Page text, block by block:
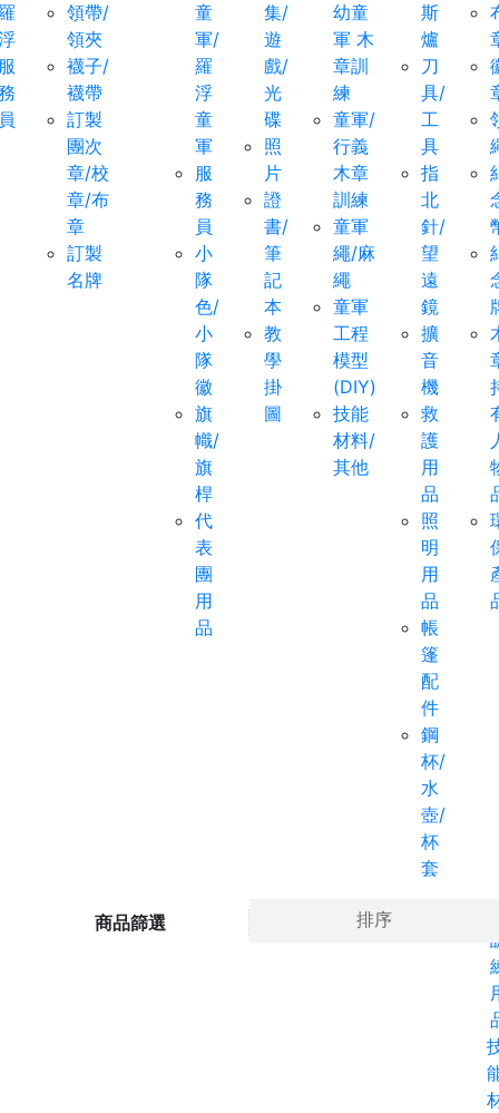
領帶/
領夾
襪子/
襪帶
訂製
團次
章/校
章/布
章
訂製
名牌
童
軍/
羅
浮
童
軍
服
務
員
小
隊
色/
小
隊
徽
旗
幟/
旗
桿
代
表
團
用
品
集/
遊
戲/
光
碟
照
片
證
書/
筆
記
本
教
學
掛
圖
幼童
軍 木
章訓
練
童軍/
行義
木章
訓練
童軍
繩/麻
繩
童軍
工程
模型
(DIY)
技能
材料/
其他
斯
爐
刀
具/
工
具
指
北
針/
望
遠
鏡
擴
音
機
救
護
用
品
照
明
用
品
帳
篷
配
件
鋼
杯/
水
壺/
杯
套
商品篩選 排序